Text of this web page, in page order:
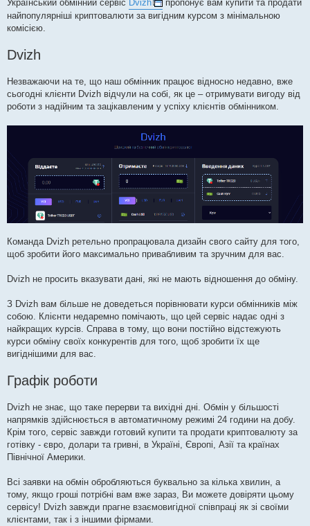
t
Український обмінний сервіс Dvizh
пропонує вам купити та продати
найпопулярніші криптовалюти за вигідним курсом з мінімальною
комісією.
Dvizh
Незважаючи на те, що наш обмінник працює відносно недавно, вже
сьогодні клієнти Dvizh відчули на собі, як це – отримувати вигоду від
роботи з надійним та зацікавленим у успіху клієнтів обмінником.
Команда Dvizh ретельно пропрацювала дизайн свого сайту для того,
щоб зробити його максимально привабливим та зручним для вас.
Dvizh не просить вказувати дані, які не мають відношення до обміну.
З Dvizh вам більше не доведеться порівнювати курси обмінників між
собою. Клієнти недаремно помічають, що цей сервіс надає одні з
найкращих курсів. Справа в тому, що вони постійно відстежують
курси обміну своїх конкурентів для того, щоб зробити їх ще
вигіднішими для вас.
Графік роботи
Dvizh не знає, що таке перерви та вихідні дні. Обмін у більшості
напрямків здійснюється в автоматичному режимі 24 години на добу.
Крім того, сервіс завжди готовий купити та продати криптовалюту за
готівку - євро, долари та гривні, в Україні, Європі, Азії та країнах
Північної Америки.
Всі заявки на обмін обробляються буквально за кілька хвилин, а
тому, якщо гроші потрібні вам вже зараз, Ви можете довіряти цьому
сервісу! Dvizh завжди прагне взаємовигідної співпраці як зі своїми
клієнтами, так і з іншими фірмами.